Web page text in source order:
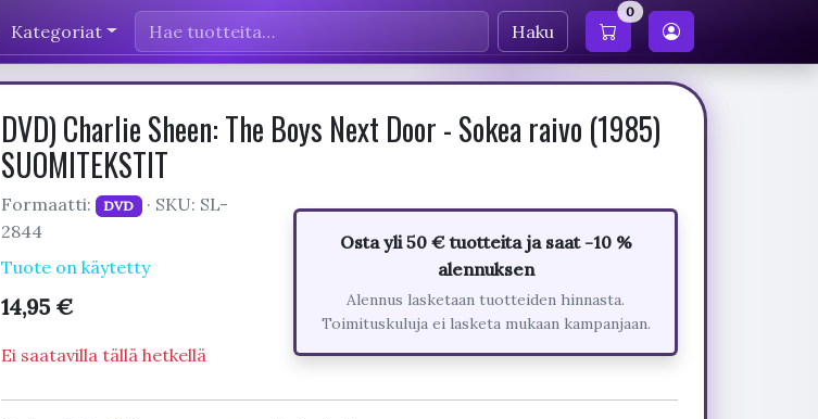
Kategoriat Haku
0
DVD) Charlie Sheen: The Boys Next Door - Sokea raivo (1985)
SUOMITEKSTIT
Formaatti: DVD
· SKU: SL-
2844
Tuote on käytetty
14,95 €
Ei saatavilla tällä hetkellä
Osta yli 50 € tuotteita ja saat -10 %
alennuksen
Alennus lasketaan tuotteiden hinnasta.
Toimituskuluja ei lasketa mukaan kampanjaan.